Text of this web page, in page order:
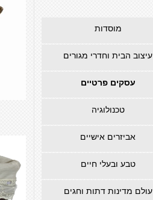
מוסדות
עיצוב הבית וחדרי מגורים
עסקים פרטיים
טכנולוגיה
אביזרים אישיים
טבע ובעלי חיים
עולם מדינות דתות וחגים